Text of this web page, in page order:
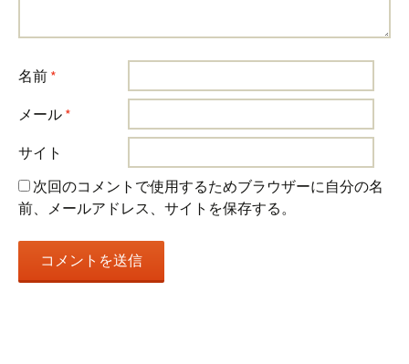
名前 *
メール *
サイト
次回のコメントで使用するためブラウザーに自分の名
前、メールアドレス、サイトを保存する。